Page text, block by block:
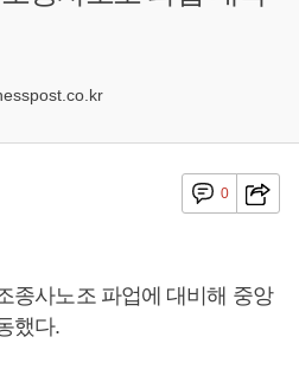
0
종사노조 파업에 대비해 중앙
했다.